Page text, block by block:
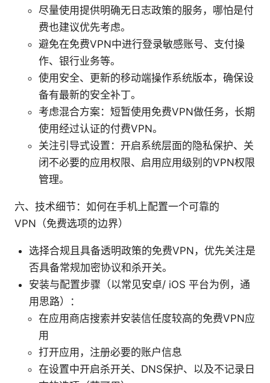
尽量使用提供明确无日志政策的服务，哪怕是付
费也建议优先考虑。
避免在免费VPN中进行登录敏感账号、支付操
作、银行业务等。
使用安全、更新的移动端操作系统版本，确保设
备有最新的安全补丁。
考虑混合方案：短暂使用免费VPN做任务，长期
使用经过认证的付费VPN。
关注引导式设置：开启系统层面的隐私保护、关
闭不必要的应用权限、启用应用级别的VPN权限
管理。
六、技术细节：如何在手机上配置一个可靠的
VPN（免费选项的边界）
选择合规且具备透明政策的免费VPN，优先关注是
否具备常规加密协议和杀开关。
安装与配置步骤（以常见安卓/ iOS 平台为例，通
用思路）：
在应用商店搜索并安装信任度较高的免费VPN应
用
打开应用，注册必要的账户信息
在设置中开启杀开关、DNS保护、以及不记录日